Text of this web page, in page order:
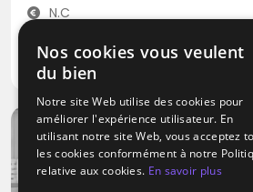
N.C
Nos cookies vous veulent
du bien
Notre site Web utilise des cookies pour
améliorer l'expérience utilisateur. En
utilisant notre site Web, vous acceptez
les cookies conformément à notre
relative aux cookies. En savoir plus